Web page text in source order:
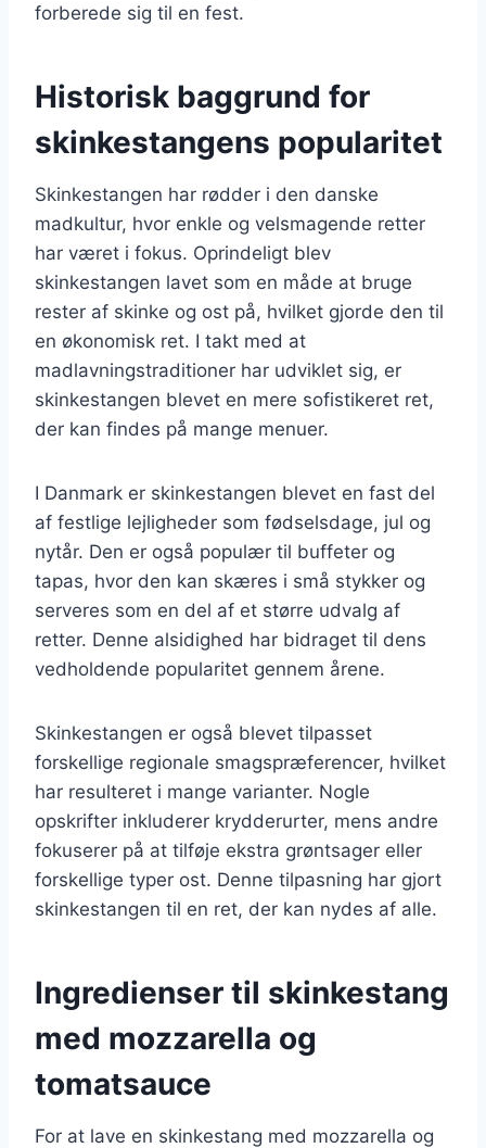
forberede sig til en fest.
Historisk baggrund for
skinkestangens popularitet
Skinkestangen har rødder i den danske
madkultur, hvor enkle og velsmagende retter
har været i fokus. Oprindeligt blev
skinkestangen lavet som en måde at bruge
rester af skinke og ost på, hvilket gjorde den til
en økonomisk ret. I takt med at
madlavningstraditioner har udviklet sig, er
skinkestangen blevet en mere sofistikeret ret,
der kan findes på mange menuer.
I Danmark er skinkestangen blevet en fast del
af festlige lejligheder som fødselsdage, jul og
nytår. Den er også populær til buffeter og
tapas, hvor den kan skæres i små stykker og
serveres som en del af et større udvalg af
retter. Denne alsidighed har bidraget til dens
vedholdende popularitet gennem årene.
Skinkestangen er også blevet tilpasset
forskellige regionale smagspræferencer, hvilket
har resulteret i mange varianter. Nogle
opskrifter inkluderer krydderurter, mens andre
fokuserer på at tilføje ekstra grøntsager eller
forskellige typer ost. Denne tilpasning har gjort
skinkestangen til en ret, der kan nydes af alle.
Ingredienser til skinkestang
med mozzarella og
tomatsauce
For at lave en skinkestang med mozzarella og